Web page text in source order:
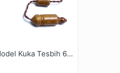
Tesbih Ruyasi
Tesbih Markası
Kapsül Kesim Model Kuka Tesbih 6x10mm